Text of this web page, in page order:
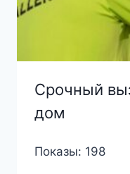
Срочный
дом
Показы: 198